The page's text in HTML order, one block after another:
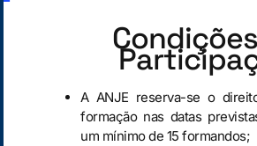
A ANJE reserva-se o
formação nas datas
um mínimo de 15 formandos;